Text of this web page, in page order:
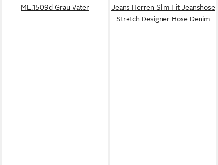
ME.1509d-Grau-Vater
Jeans Herren Slim Fit Jeanshose
Stretch Designer Hose Denim